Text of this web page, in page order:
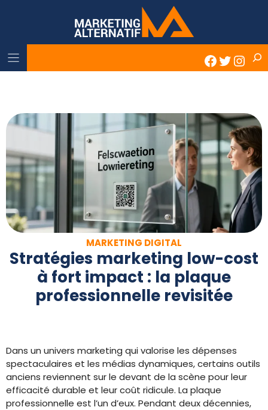
Twitter
MARKETING DIGITAL
Stratégies marketing low-cost
à fort impact : la plaque
professionnelle revisitée
Dans un univers marketing qui valorise les dépenses
spectaculaires et les médias dynamiques, certains outils
anciens reviennent sur le devant de la scène pour leur
efficacité durable et leur coût ridicule. La plaque
professionnelle est l’un d’eux. Pendant deux décennies,